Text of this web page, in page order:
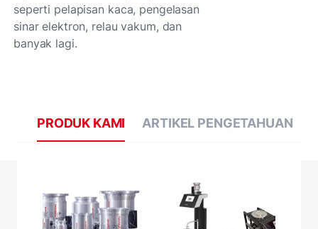
seperti pelapisan kaca, pengelasan
sinar elektron, relau vakum, dan
banyak lagi.
PRODUK KAMI ARTIKEL PENGETAHUAN